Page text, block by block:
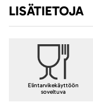
LISÄTIETOJA
Elintarvikekäyttöön
soveltuva